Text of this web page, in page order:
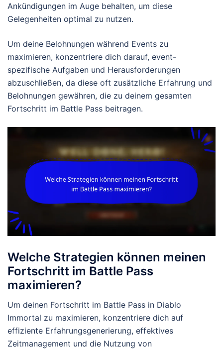
Ankündigungen im Auge behalten, um diese
Gelegenheiten optimal zu nutzen.
Um deine Belohnungen während Events zu
maximieren, konzentriere dich darauf, event-
spezifische Aufgaben und Herausforderungen
abzuschließen, da diese oft zusätzliche Erfahrung und
Belohnungen gewähren, die zu deinem gesamten
Fortschritt im Battle Pass beitragen.
Welche Strategien können meinen
Fortschritt im Battle Pass
maximieren?
Um deinen Fortschritt im Battle Pass in Diablo
Immortal zu maximieren, konzentriere dich auf
effiziente Erfahrungsgenerierung, effektives
Zeitmanagement und die Nutzung von